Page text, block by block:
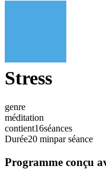
Stress
genre
méditation
contient16séances
Durée20 minpar séance
Programme conçu